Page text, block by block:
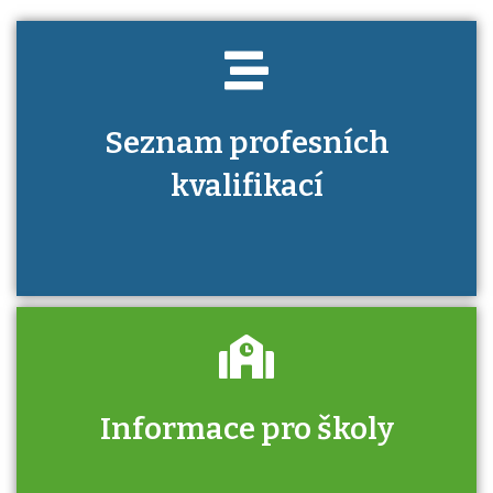
Seznam profesních
kvalifikací
Informace pro školy
Zjistěte, jak se přihlásit ke zkoušce a kde